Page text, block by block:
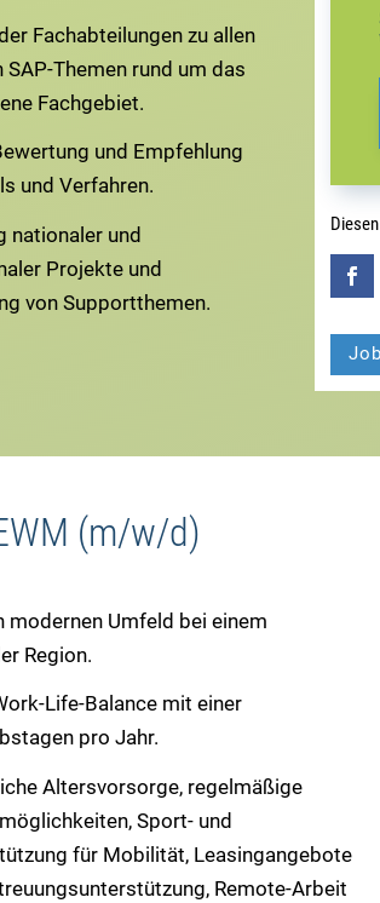
Fachabteilungen zu allen
SAP-Themen rund um das
Fachgebiet.
und Empfehlung
und Verfahren.
nationaler und
Projekte und
von Supportthemen.

(m/w/d)
Umfeld bei einem
Region.
Life-Balance mit einer
pro Jahr.
Altersvorsorge, regelmäßige
Sport- und
für Mobilität, Leasingangebote
Remote-Arbeit